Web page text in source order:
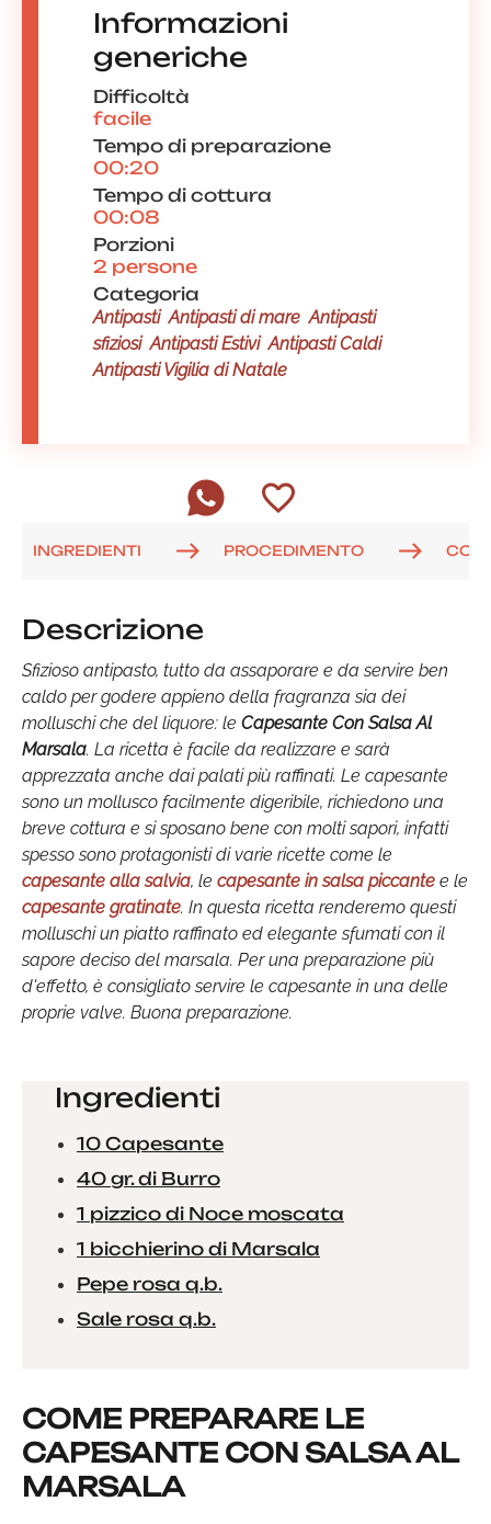
Informazioni
generiche
Difficoltà
facile
Tempo di preparazione
00:20
Tempo di cottura
00:08
Porzioni
2 persone
Categoria
Antipasti Antipasti di mare Antipasti
sfiziosi Antipasti Estivi Antipasti Caldi
Antipasti Vigilia di Natale
INGREDIENTI PROCEDIMENTO
Descrizione
Sfizioso antipasto, tutto da assaporare e da servire ben
caldo per godere appieno della fragranza sia dei
molluschi che del liquore: le Capesante Con Salsa Al
Marsala. La ricetta è facile da realizzare e sarà
apprezzata anche dai palati più raffinati. Le capesante
sono un mollusco facilmente digeribile, richiedono una
breve cottura e si sposano bene con molti sapori, infatti
spesso sono protagonisti di varie ricette come le
capesante alla salvia, le capesante in salsa piccante e le
capesante gratinate. In questa ricetta renderemo questi
molluschi un piatto raffinato ed elegante sfumati con il
sapore deciso del marsala. Per una preparazione più
d'effetto, è consigliato servire le capesante in una delle
proprie valve. Buona preparazione.
Ingredienti
10 Capesante
40 gr. di Burro
1 pizzico di Noce moscata
1 bicchierino di Marsala
Pepe rosa q.b.
Sale rosa q.b.
COME PREPARARE LE
CAPESANTE CON SALSA AL
MARSALA